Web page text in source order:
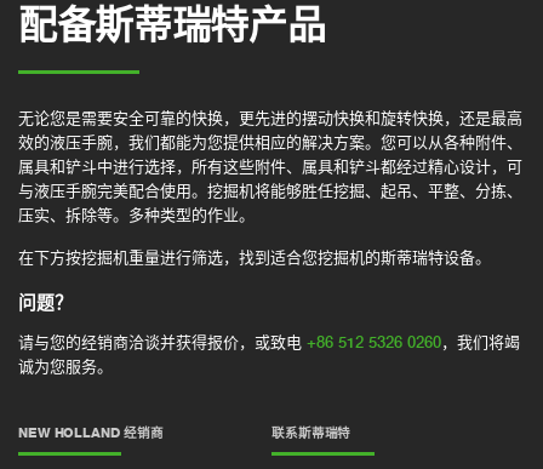
配备斯蒂瑞特产品
无论您是需要安全可靠的快换，更先进的摆动快换和旋转快换，还是最高
效的液压手腕，我们都能为您提供相应的解决方案。您可以从各种附件、
属具和铲斗中进行选择，所有这些附件、属具和铲斗都经过精心设计，可
与液压手腕完美配合使用。挖掘机将能够胜任挖掘、起吊、平整、分拣、
压实、拆除等。多种类型的作业。
在下方按挖掘机重量进行筛选，找到适合您挖掘机的斯蒂瑞特设备。
问题？
请与您的经销商洽谈并获得报价，或致电 +86 512 5326 0260，我们将竭
诚为您服务。
NEW HOLLAND 经销商 联系斯蒂瑞特